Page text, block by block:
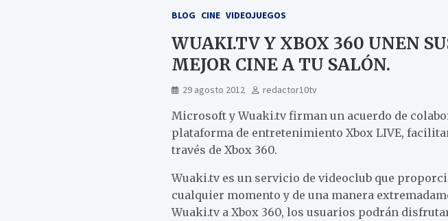
BLOG CINE VIDEOJUEGOS
WUAKI.TV Y XBOX 360 UNEN
MEJOR CINE A TU SALÓN.
29 agosto 2012 redactor10tv
Microsoft y Wuaki.tv firman un acuerdo de
plataforma de entretenimiento Xbox LIVE,
través de Xbox 360.
Wuaki.tv es un servicio de videoclub que
cualquier momento y de una manera
Wuaki.tv a Xbox 360, los usuarios podrán